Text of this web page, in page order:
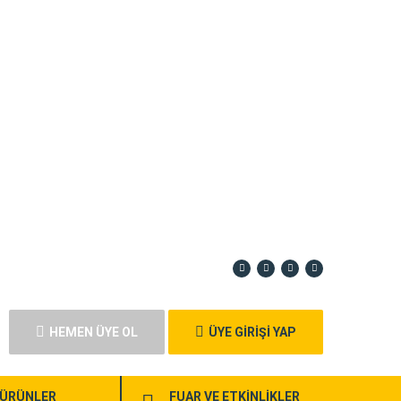
HEMEN ÜYE OL ÜYE GİRİŞİ YAP
ÜRÜNLER FUAR VE ETKİNLİKLER